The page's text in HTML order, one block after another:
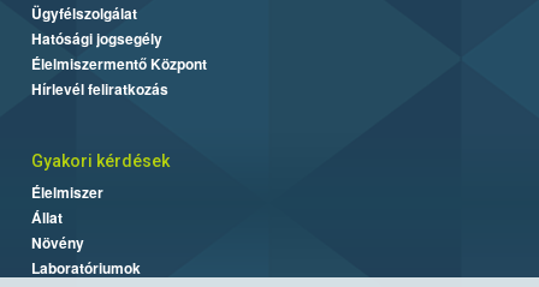
Ügyfélszolgálat
Hatósági jogsegély
Élelmiszermentő Központ
Hírlevél feliratkozás
Gyakori kérdések
Élelmiszer
Állat
Növény
Laboratóriumok